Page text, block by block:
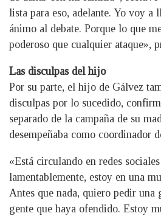
lista para eso, adelante. Yo voy a
ánimo al debate. Porque lo que
poderoso que cualquier ataque»,
Las disculpas del hijo
Por su parte, el hijo de Gálvez
disculpas por lo sucedido,
separado de la campaña de su
desempeñaba como coordinador
«Está circulando en redes
lamentablemente, estoy en una
Antes que nada, quiero pedir una
gente que haya ofendido. Estoy